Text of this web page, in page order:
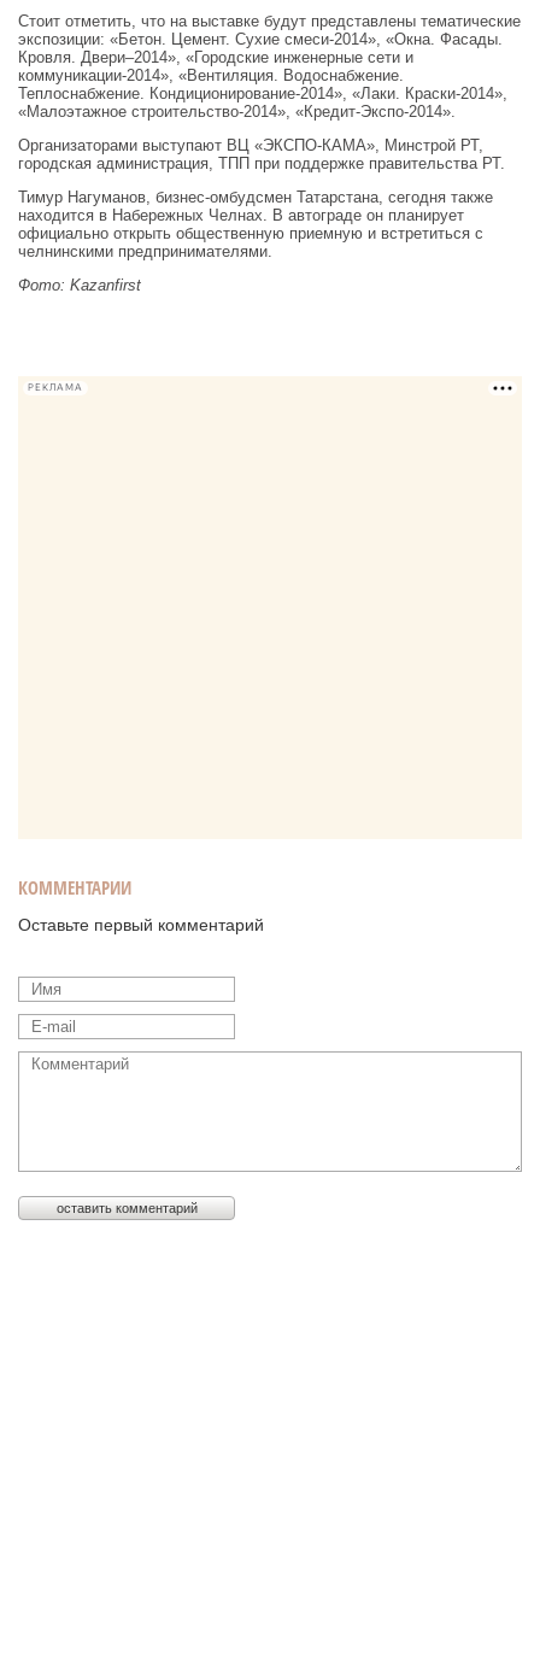
Стоит отметить, что на выставке будут представлены тематические
экспозиции: «Бетон. Цемент. Сухие смеси-2014», «Окна. Фасады.
Кровля. Двери–2014», «Городские инженерные сети и
коммуникации-2014», «Вентиляция. Водоснабжение.
Теплоснабжение. Кондиционирование-2014», «Лаки. Краски-2014»,
«Малоэтажное строительство-2014», «Кредит-Экспо-2014».
Организаторами выступают ВЦ «ЭКСПО-КАМА», Минстрой РТ,
городская администрация, ТПП при поддержке правительства РТ.
Тимур Нагуманов, бизнес-омбудсмен Татарстана, сегодня также
находится в Набережных Челнах. В автограде он планирует
официально открыть общественную приемную и встретиться с
челнинскими предпринимателями.
Фото: Kazanfirst
РЕКЛАМА
КОММЕНТАРИИ
Оставьте первый комментарий